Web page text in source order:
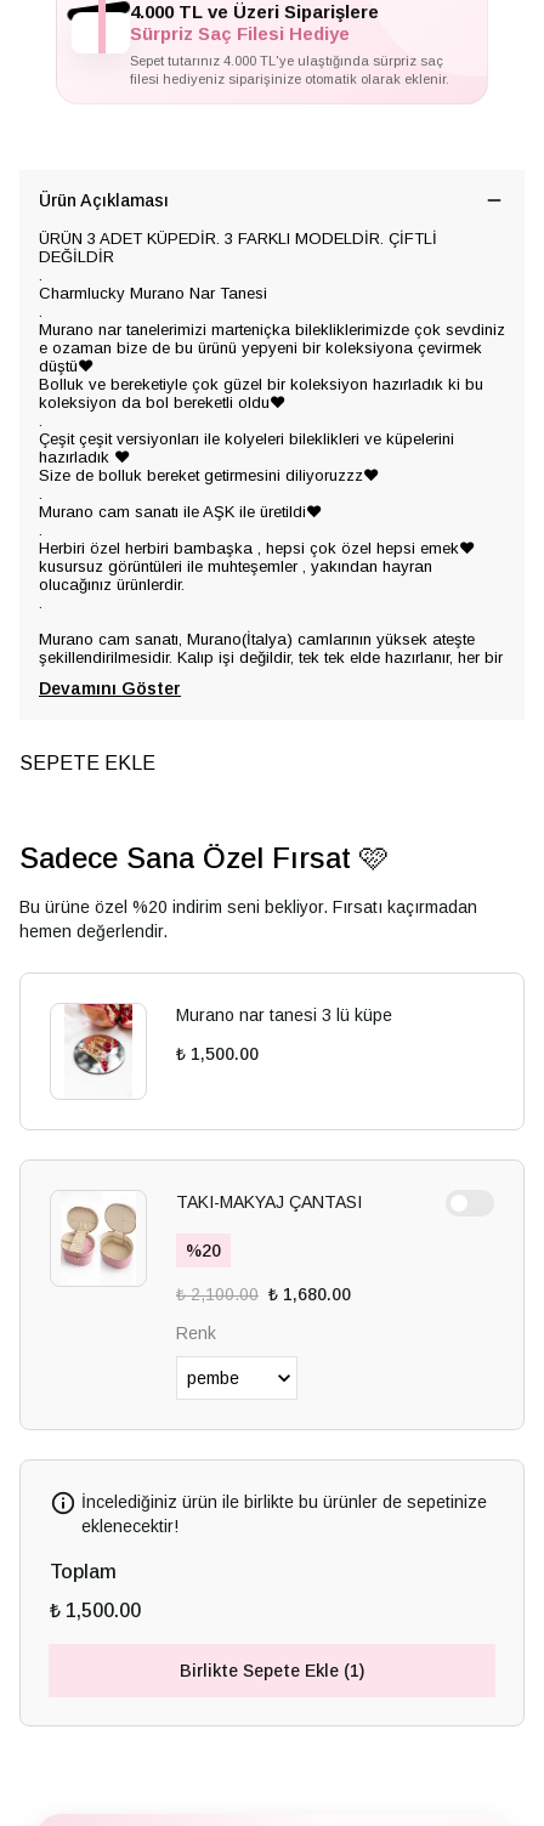
4.000 TL ve Üzeri Siparişlere
Sürpriz Saç Filesi Hediye
Sepet tutarınız 4.000 TL'ye ulaştığında sürpriz saç
filesi hediyeniz siparişinize otomatik olarak eklenir.
Ürün Açıklaması
ÜRÜN 3 ADET KÜPEDİR. 3 FARKLI MODELDİR. ÇİFTLİ
DEĞİLDİR
.
Charmlucky Murano Nar Tanesi
.
Murano nar tanelerimizi marteniçka bilekliklerimizde çok sevdiniz
e ozaman bize de bu ürünü yepyeni bir koleksiyona çevirmek
düştü❤️
Bolluk ve bereketiyle çok güzel bir koleksiyon hazırladık ki bu
koleksiyon da bol bereketli oldu❤️
.
Çeşit çeşit versiyonları ile kolyeleri bileklikleri ve küpelerini
hazırladık ❤️
Size de bolluk bereket getirmesini diliyoruzzz❤️
.
Murano cam sanatı ile AŞK ile üretildi❤️
.
Herbiri özel herbiri bambaşka , hepsi çok özel hepsi emek❤️
kusursuz görüntüleri ile muhteşemler , yakından hayran
olucağınız ürünlerdir.
.
Murano cam sanatı, Murano(İtalya) camlarının yüksek ateşte
şekillendirilmesidir. Kalıp işi değildir, tek tek elde hazırlanır, her bir
Devamını Göster
SEPETE EKLE
Sadece Sana Özel Fırsat 🩷
Bu ürüne özel %20 indirim seni bekliyor. Fırsatı kaçırmadan
hemen değerlendir.
Murano nar tanesi 3 lü küpe
₺ 1,500.00
TAKI-MAKYAJ ÇANTASI
%20
₺ 2,100.00 ₺ 1,680.00
Renk
İncelediğiniz ürün ile birlikte bu ürünler de sepetinize
eklenecektir!
Toplam
₺ 1,500.00
Birlikte Sepete Ekle (1)